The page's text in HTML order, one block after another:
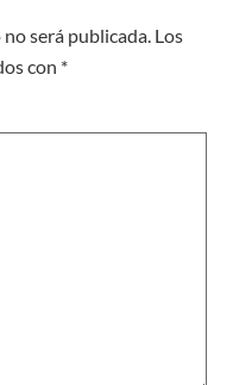
será publicada. Los
con *